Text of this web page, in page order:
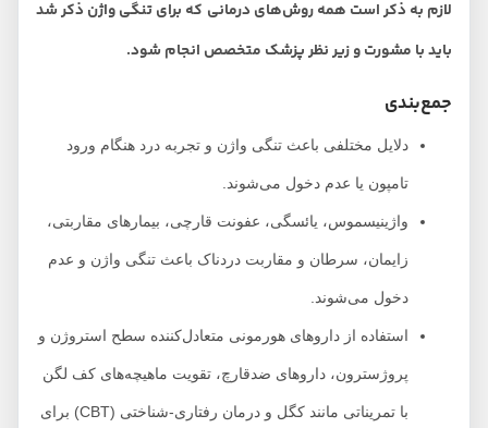
لازم به ذکر است همه روش‌های درمانی که برای تنگی واژن ذکر شد
باید با مشورت و زیر نظر پزشک متخصص انجام شود.
جمع‌بندی
دلایل مختلفی باعث تنگی واژن و تجربه درد هنگام ورود
تامپون یا عدم دخول می‌شوند.
واژینیسموس، یائسگی، عفونت قارچی، بیمار‌های مقاربتی،
زایمان، سرطان و مقاربت دردناک باعث تنگی واژن و عدم
دخول می‌شوند.
استفاده از داروهای هورمونی متعادل‌کننده سطح استروژن و
پروژسترون، داروهای ضدقارچ، تقویت ماهیچه‌های کف لگن
با تمریناتی مانند کگل و درمان رفتاری-شناختی (CBT) برای